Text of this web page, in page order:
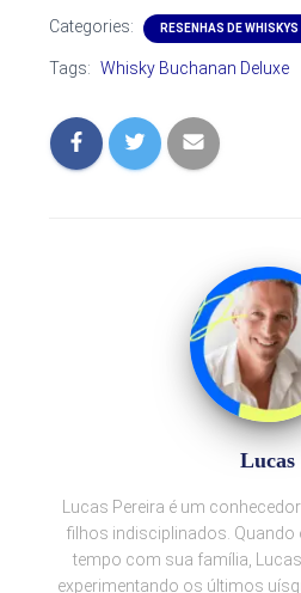
Categories: RESENHAS DE WHISKYS
Tags: Whisky Buchanan Deluxe
Lucas
Lucas Pereira é um
filhos indisciplinados. Quando
tempo com sua família,
experimentando os últimos